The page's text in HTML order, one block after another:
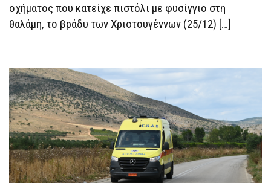
οχήματος που κατείχε πιστόλι με φυσίγγιο στη
θαλάμη, το βράδυ των Χριστουγέννων (25/12) […]